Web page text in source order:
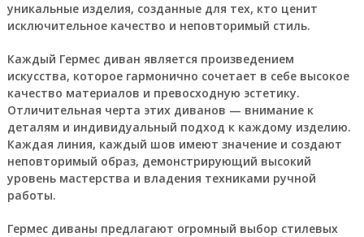
уникальные изделия, созданные для тех, кто ценит
исключительное качество и неповторимый стиль.
Каждый Гермес диван является произведением
искусства, которое гармонично сочетает в себе высокое
качество материалов и превосходную эстетику.
Отличительная черта этих диванов — внимание к
деталям и индивидуальный подход к каждому изделию.
Каждая линия, каждый шов имеют значение и создают
неповторимый образ, демонстрирующий высокий
уровень мастерства и владения техниками ручной
работы.
Гермес диваны предлагают огромный выбор стилевых